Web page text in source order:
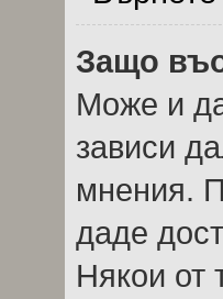
Защо
Може и
зависи
мнения.
даде
Някои от